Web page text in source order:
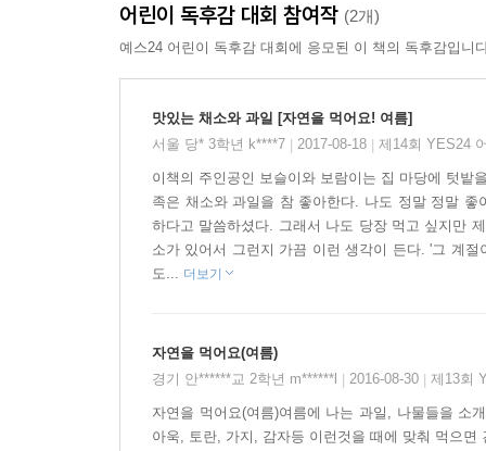
요즘은 배추김치를 사시사철 먹지만, 옛날엔
시작하면 배춧속이 썩어서, 배추김치를 해 먹을
그래서 여름엔 여름이 제철인 열무로 담근 열
건강해지는 비결이니까요.
자연의 나눔 법칙을 배워요
옛날 우리 선조들은 넉넉지 않은 형편에도 항상
새참을 먹을 때는 고수레하고 외치면 음식을 땅에
자연에서 나는 모든 먹을거리들은 자연이 동물
욕심부리지 말고, 동물과 사이좋게 나눠 먹으며
어린이 독후감 대회 참여작 (2개)
예스24 어린이 독후감 대회에 응모된 이 책의 독후감입니
맛있는 채소와 과일 [자연을 먹어요! 여름]
서울 당* 3학년 k****7
2017-08-18 제14회 YES24
이책의 주인공인 보슬이와 보람이는 집 마당에 텃
족은 채소와 과일을 참 좋아한다. 나도 정말 정말
하다고 말씀하셨다. 그래서 나도 당장 먹고 싶지만
소가 있어서 그런지 가끔 이런 생각이 든다. '그 계
도... 더보기
자연을 먹어요(여름)
경기 안******교 2학년 m******l
2016-08-30 제13회
자연을 먹어요(여름)여름에 나는 과일, 나물들을
아욱, 토란, 가지, 감자등 이런것을 때에 맞춰 먹으